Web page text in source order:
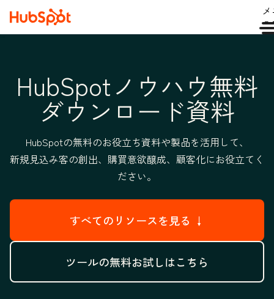
HubSpotノウハウ無料
ダウンロード資料
HubSpotの無料のお役立ち資料や製品を活用して、
新規見込み客の創出、購買意欲醸成、顧客化にお役立てく
ださい。
すべてのリソースを見る ↓
ツールの無料お試しはこちら